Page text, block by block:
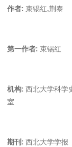
作者: 束锡红,荆泰
第一作者: 束锡红
机构: 西北大学科学
室
期刊: 西北大学学报